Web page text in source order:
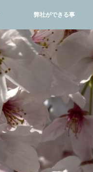
弊社ができる事